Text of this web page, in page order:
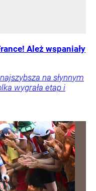
Ależ wspaniały
na słynnym
wygrała etap i